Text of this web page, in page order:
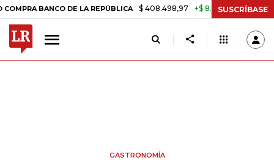
DE LA REPÚBLICA $ 408.498,97 +$ 8.753,81 +2,19% TASA DE
SUSCRÍBASE
GASTRONOMÍA